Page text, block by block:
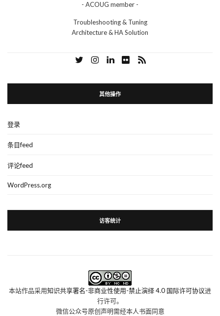
- ACOUG member -
Troubleshooting & Tuning
Architecture & HA Solution
其他操作
登录
条目feed
评论feed
WordPress.org
访客统计
本站作品采用知识共享署名-非商业性使用-禁止演绎 4.0 国际许可协议进
行许可。
微信公众号原创声明需经本人书面同意